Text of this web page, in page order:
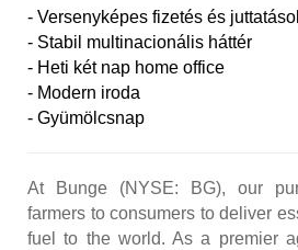
- Versenyképes fizetés és
- Stabil multinacionális háttér
- Heti két nap home office
- Modern iroda
- Gyümölcsnap
At Bunge (NYSE: BG), our
farmers to consumers to deliver
fuel to the world. As a premier